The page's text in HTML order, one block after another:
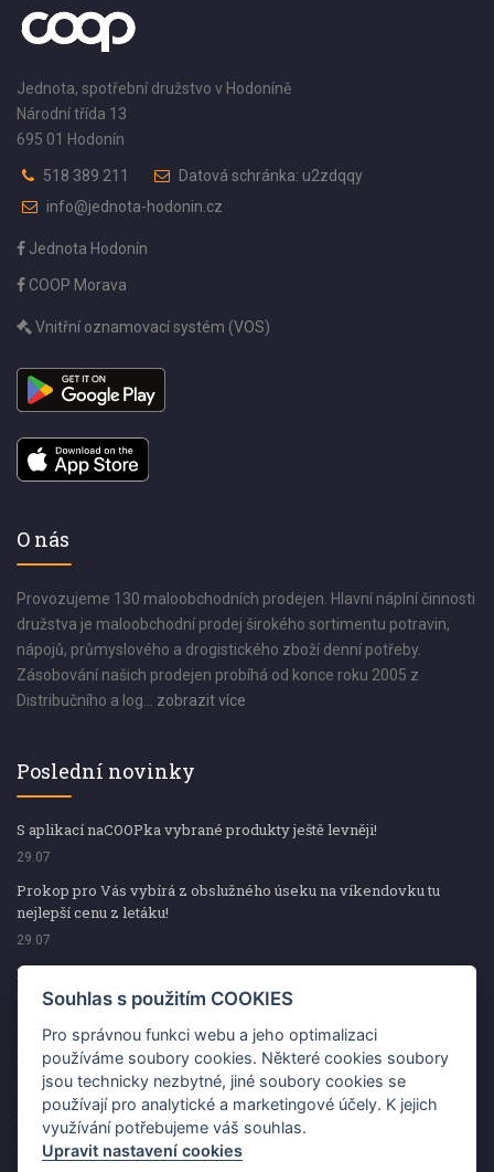
Jednota, spotřební družstvo v Hodoníně
Národní třída 13
695 01 Hodonín
518 389 211
Datová schránka: u2zdqqy
info@jednota-hodonin.cz
Jednota Hodonín
COOP Morava
Vnitřní oznamovací systém (VOS)
O nás
Provozujeme 130 maloobchodních prodejen. Hlavní náplní činnosti
družstva je maloobchodní prodej širokého sortimentu potravin,
nápojů, průmyslového a drogistického zboží denní potřeby.
Zásobování našich prodejen probíhá od konce roku 2005 z
Distribučního a log... zobrazit více
Poslední novinky
S aplikací naCOOPka vybrané produkty ještě levněji!
29.07
Prokop pro Vás vybírá z obslužného úseku na víkendovku tu
nejlepší cenu z letáku!
29.07
Prokop pro Vás vybírá z obslužného úseku na víkendovku tu
nejlepší cenu z letáku!
Kup špekáčky od Váhaly a vyhraj s naCOOPkou sekerku Fiskars
29.07
Prokop pro Vás vybírá na víkendovku ty nejlepší ceny z letáku!
29.07
Souhlas s použitím COOKIES
Pro správnou funkci webu a jeho optimalizaci
používáme soubory cookies. Některé cookies soubory
jsou technicky nezbytné, jiné soubory cookies se
používají pro analytické a marketingové účely. K jejich
využívání potřebujeme váš souhlas.
Upravit nastavení cookies